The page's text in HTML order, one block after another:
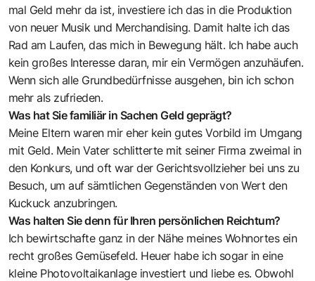
mal Geld mehr da ist, investiere ich das in die Produktion
von neuer Musik und Merchandising. Damit halte ich das
Rad am Laufen, das mich in Bewegung hält. Ich habe auch
kein großes Interesse daran, mir ein Vermögen anzuhäufen.
Wenn sich alle Grundbedürfnisse ausgehen, bin ich schon
mehr als zufrieden. ­
Was hat Sie familiär in Sachen Geld geprägt?
Meine Eltern waren mir eher kein gutes Vorbild im Umgang
mit Geld. Mein Vater schlitterte mit seiner Firma zweimal in
den Konkurs, und oft war der Gerichtsvollzieher bei uns zu
Besuch, um auf sämtlichen Gegenständen von Wert den
Kuckuck anzubringen.
Was halten Sie denn für Ihren persönlichen Reichtum?
Ich bewirtschafte ganz in der Nähe meines Wohnortes ein
recht großes Gemüsefeld. Heuer habe ich sogar in eine
kleine Photovoltaikanlage investiert und liebe es. Obwohl